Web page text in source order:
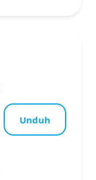
Unduh